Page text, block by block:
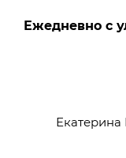
Ежедневно с
Екатерина